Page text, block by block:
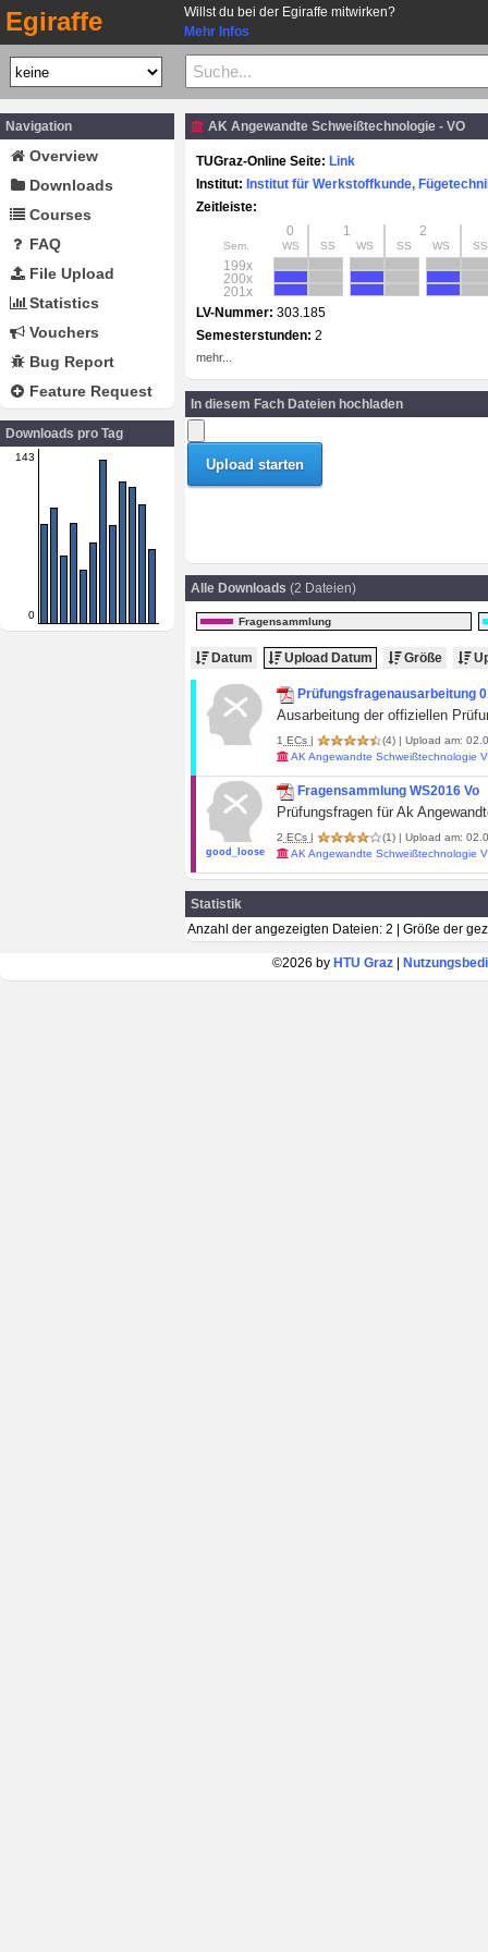
Egiraffe
Willst du bei der Egiraffe mitwirken?
Mehr Infos
Navigation
Overview
Downloads
Courses
FAQ
File Upload
Statistics
Vouchers
Bug Report
Feature Request
Downloads pro Tag
143
0
AK Angewandte Schweißtechnologie - VO
TUGraz-Online Seite: Link
Institut: Institut für Werkstoffkunde,
Zeitleiste:
0
1 2
Sem. WS SS WS SS WS SS
199x
200x
201x
LV-Nummer: 303.185
Semesterstunden: 2
mehr...
In diesem Fach Dateien hochladen
Alle Downloads (2 Dateien)
Fragensammlung
Datum Upload Datum Größe
Prüfungsfragenausarbeitung
Ausarbeitung der offiziellen
1 ECs | (4) | Upload am:
AK Angewandte Schweißtechnologie
good_loose
Fragensammlung WS2016 Vo
Prüfungsfragen für Ak
2 ECs | (1) | Upload am:
AK Angewandte Schweißtechnologie
Statistik
Anzahl der angezeigten Dateien: 2 | Größe der
©2026 by HTU Graz|